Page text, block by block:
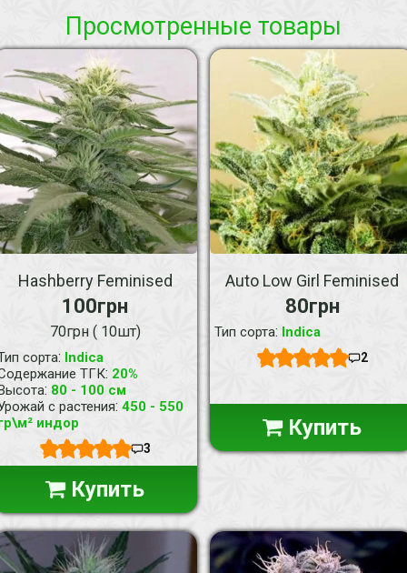
Просмотренные товары
Hashberry Feminised
100грн
70грн ( 10шт)
сорта: Indica
ТГК: 20%
: 80 - 100 см
с растения: 450 - 550
индор
3
Купить
Auto Low Girl Feminised
80грн
Тип сорта: Indica
2
Купить